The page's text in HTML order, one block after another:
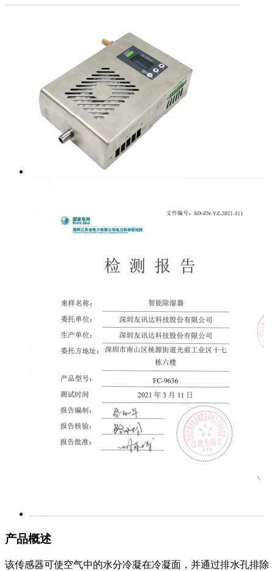
产品概述
该传感器可使空气中的水分冷凝在冷凝面，并通过排水孔排除